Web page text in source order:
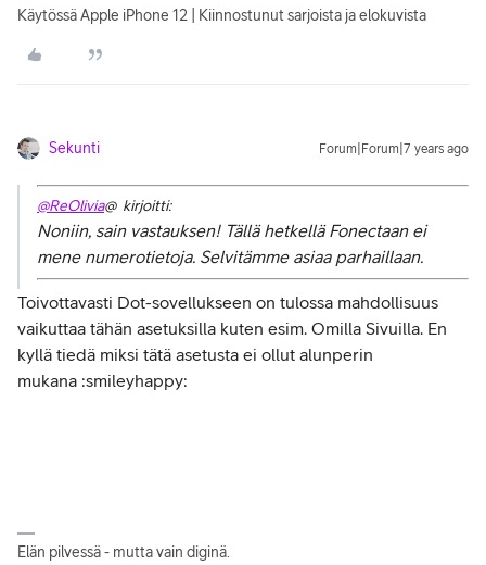
Käytössä Apple iPhone 12 | Kiinnostunut sarjoista ja elokuvista
Sekunti Forum|Forum|7 years ago
@ReOlivia@ kirjoitti:
Noniin, sain vastauksen! Tällä hetkellä Fonectaan ei
mene numerotietoja. Selvitämme asiaa parhaillaan.
Toivottavasti Dot-sovellukseen on tulossa mahdollisuus
vaikuttaa tähän asetuksilla kuten esim. Omilla Sivuilla. En
kyllä tiedä miksi tätä asetusta ei ollut alunperin
mukana :smileyhappy:
Elän pilvessä - mutta vain diginä.